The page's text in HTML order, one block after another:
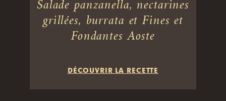
Salade panzanella, nectarines
grillées, burrata et Fines et
Fondantes Aoste
DÉCOUVRIR LA RECETTE